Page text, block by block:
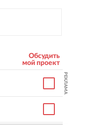
Обсудить
мой проект
РЕКЛАМА